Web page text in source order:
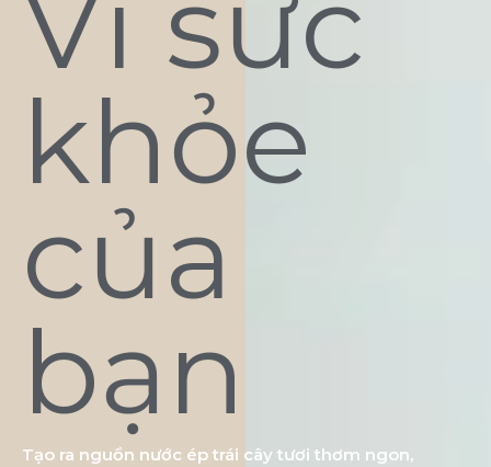
khỏe
của
bạn
Tạo ra nguồn nước ép trái cây tươi thơm ngon,